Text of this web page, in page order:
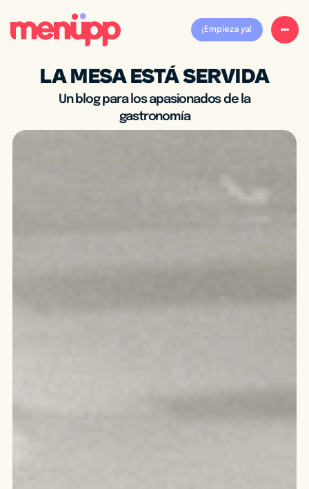
¡Empieza ya!
LA MESA ESTÁ SERVIDA
Un blog para los apasionados de la
gastronomía